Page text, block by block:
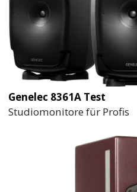
Genelec 8361A Test
Studiomonitore für Profis